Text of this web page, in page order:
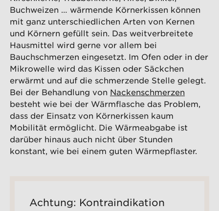
Buchweizen … wärmende Körnerkissen können
mit ganz unterschiedlichen Arten von Kernen
und Körnern gefüllt sein. Das weitverbreitete
Hausmittel wird gerne vor allem bei
Bauchschmerzen eingesetzt. Im Ofen oder in der
Mikrowelle wird das Kissen oder Säckchen
erwärmt und auf die schmerzende Stelle gelegt.
Bei der Behandlung von Nackenschmerzen
besteht wie bei der Wärmflasche das Problem,
dass der Einsatz von Körnerkissen kaum
Mobilität ermöglicht. Die Wärmeabgabe ist
darüber hinaus auch nicht über Stunden
konstant, wie bei einem guten Wärmepflaster.
Achtung: Kontraindikation